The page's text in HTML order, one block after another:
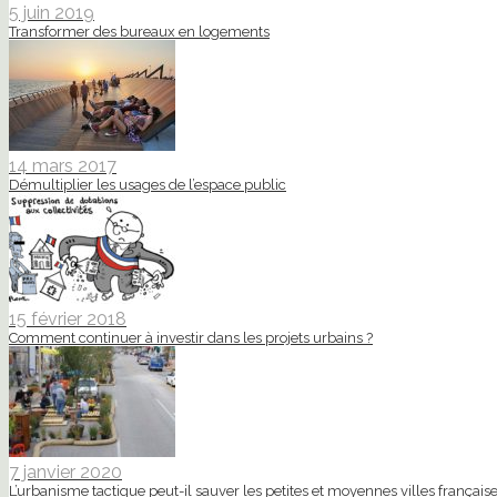
5 juin 2019
Transformer des bureaux en logements
14 mars 2017
Démultiplier les usages de l’espace public
15 février 2018
Comment continuer à investir dans les projets urbains ?
7 janvier 2020
L’urbanisme tactique peut-il sauver les petites et moyennes villes